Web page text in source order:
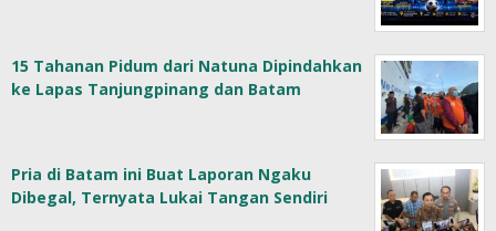
15 Tahanan Pidum dari Natuna Dipindahkan
ke Lapas Tanjungpinang dan Batam
Pria di Batam ini Buat Laporan Ngaku
Dibegal, Ternyata Lukai Tangan Sendiri